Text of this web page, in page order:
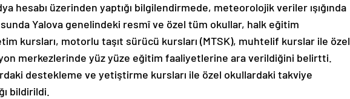
hesabı üzerinden yaptığı bilgilendirmede, meteorolojik veriler ışığında
Yalova genelindeki resmî ve özel tüm okullar, halk eğitim
kursları, motorlu taşıt sürücü kursları (MTSK), muhtelif kurslar ile özel
merkezlerinde yüz yüze eğitim faaliyetlerine ara verildiğini belirtti.
destekleme ve yetiştirme kursları ile özel okullardaki takviye
bildirildi.